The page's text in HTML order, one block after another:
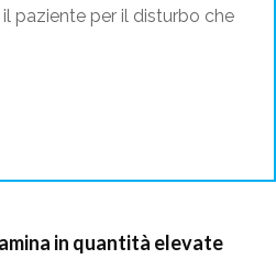
paziente per il disturbo che
in quantità elevate